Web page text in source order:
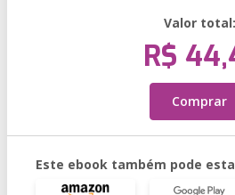
Valor total:
R$
Comprar
Este ebook também pode